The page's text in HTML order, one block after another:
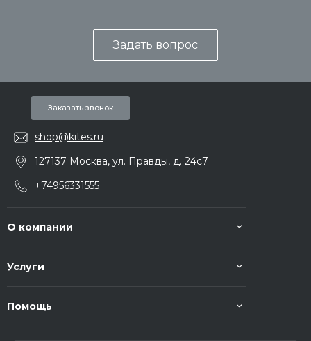
Задать вопрос
Заказать звонок
shop@kites.ru
127137 Москва, ул. Правды, д. 24с7
+74956331555
О компании
Услуги
Помощь